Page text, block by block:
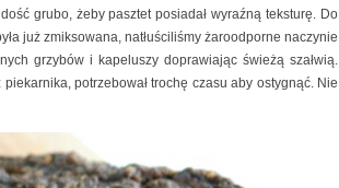
grubo, żeby pasztet posiadał wyraźną teksturę. Do
już zmiksowana, natłuściliśmy żaroodporne naczynie
grzybów i kapeluszy doprawiając świeżą szałwią.
potrzebował trochę czasu aby ostygnąć. Nie